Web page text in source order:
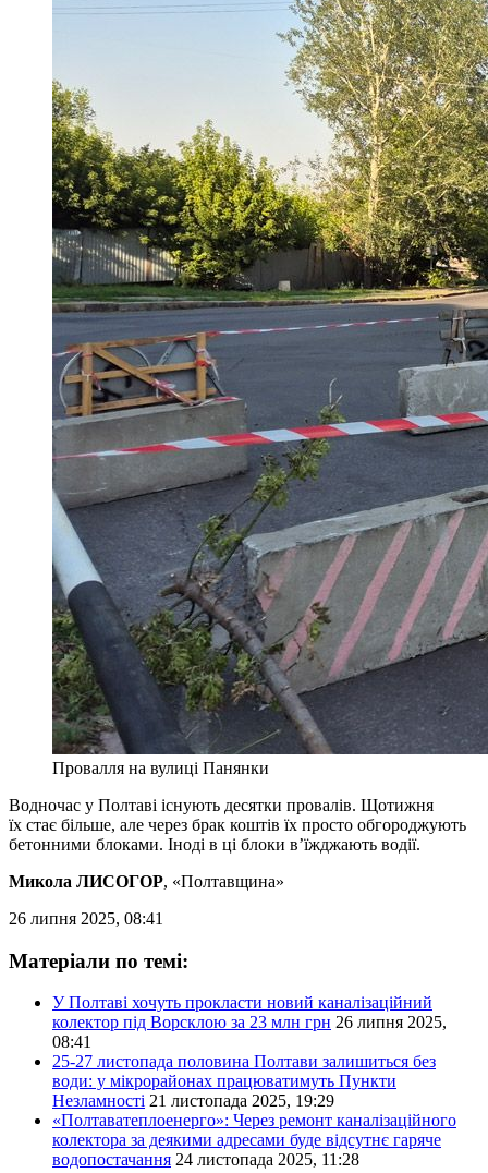
Провалля на вулиці Панянки
Водночас у Полтаві існують десятки провалів. Щотижня
їх стає більше, але через брак коштів їх просто обгороджують
бетонними блоками. Іноді в ці блоки в’їжджають водії.
Микола ЛИСОГОР, «Полтавщина»
26 липня 2025, 08:41
Матеріали по темі:
У Полтаві хочуть прокласти новий каналізаційний
колектор під Ворсклою за 23 млн грн 26 липня 2025,
08:41
25-27 листопада половина Полтави залишиться без
води: у мікрорайонах працюватимуть Пункти
Незламності 21 листопада 2025, 19:29
«Полтаватеплоенерго»: Через ремонт каналізаційного
колектора за деякими адресами буде відсутнє гаряче
водопостачання 24 листопада 2025, 11:28